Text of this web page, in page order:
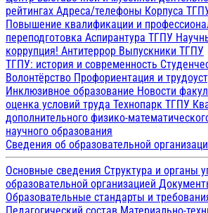
рейтингах Адреса/телефоны Корпуса
Повышение квалификации и
переподготовка Аспирантура ТГПУ
коррупция! Антитеррор Выпускники ТГПУ
ТГПУ: история и современность
Волонтёрство Профориентация и
Инклюзивное образование Новости
оценка условий труда Технопарк ТГПУ
дополнительного физико-
научного образования
Сведения об образовательной
Основные сведения Структура и органы
образовательной организацией
Образовательные стандарты и